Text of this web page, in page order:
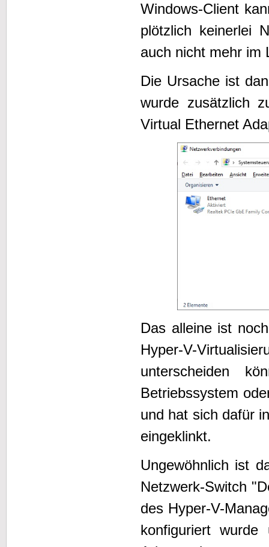
Windows-Client
plötzlich keinerlei
auch nicht mehr im
Die Ursache ist
wurde zusätzlich
Virtual Ethernet
Das alleine ist
Hyper-V-
unterscheiden
Betriebssystem
und hat sich dafür
eingeklinkt.
Ungewöhnlich ist
Netzwerk-Switch
des Hyper-V-
konfiguriert